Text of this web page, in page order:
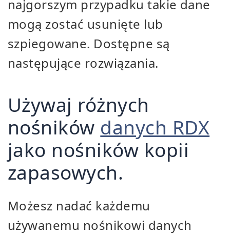
najgorszym przypadku takie dane
mogą zostać usunięte lub
szpiegowane. Dostępne są
następujące rozwiązania.
Używaj różnych
nośników danych RDX
jako nośników kopii
zapasowych.
Możesz nadać każdemu
używanemu nośnikowi danych